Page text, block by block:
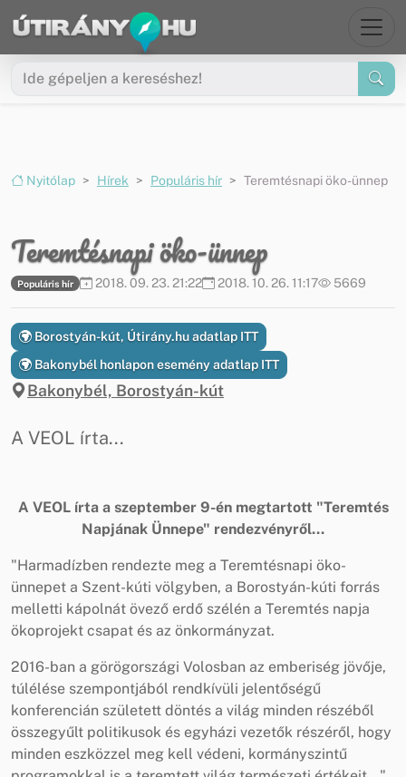
Ugrás a menüre
Ugrás a tartalomra
Nyitólap Hírek Populáris hír Teremtésnapi öko-ünnep
Teremtésnapi öko-ünnep
Populáris hír 2018. 09. 23. 21:22 2018. 10. 26. 11:17 5669
Bakonybél, Borostyán-kút
Borostyán-kút, Útirány.hu adatlap ITT
Bakonybél honlapon esemény adatlap ITT
A VEOL írta...
A VEOL írta a szeptember 9-én megtartott "Teremtés
Napjának Ünnepe" rendezvényről...
"Harmadízben rendezte meg a Teremtésnapi öko-
ünnepet a Szent-kúti völgyben, a Borostyán-kúti forrás
melletti kápolnát övező erdő szélén a Teremtés napja
ökoprojekt csapat és az önkormányzat.
2016-ban a görögországi Volosban az emberiség jövője,
túlélése szempontjából rendkívüli jelentőségű
konferencián született döntés a világ minden részéből
összegyűlt politikusok és egyházi vezetők részéről, hogy
minden eszközzel meg kell védeni, kormányszintű